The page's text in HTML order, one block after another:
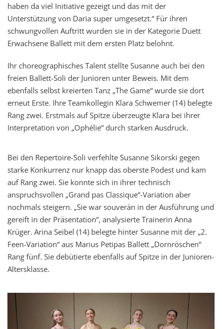
haben da viel Initiative gezeigt und das mit der
Unterstützung von Daria super umgesetzt.“ Für ihren
schwungvollen Auftritt wurden sie in der Kategorie Duett
Erwachsene Ballett mit dem ersten Platz belohnt.
Ihr choreographisches Talent stellte Susanne auch bei den
freien Ballett-Soli der Junioren unter Beweis. Mit dem
ebenfalls selbst kreierten Tanz „The Game“ wurde sie dort
erneut Erste. Ihre Teamkollegin Klara Schwemer (14) belegte
Rang zwei. Erstmals auf Spitze überzeugte Klara bei ihrer
Interpretation von „Ophélie“ durch starken Ausdruck.
Bei den Repertoire-Soli verfehlte Susanne Sikorski gegen
starke Konkurrenz nur knapp das oberste Podest und kam
auf Rang zwei. Sie konnte sich in ihrer technisch
anspruchsvollen „Grand pas Classique“-Variation aber
nochmals steigern. „Sie war souverän in der Ausführung und
gereift in der Präsentation“, analysierte Trainerin Anna
Krüger. Arina Seibel (14) belegte hinter Susanne mit der „2.
Feen-Variation“ aus Marius Petipas Ballett „Dornröschen“
Rang fünf. Sie debütierte ebenfalls auf Spitze in der Junioren-
Altersklasse.